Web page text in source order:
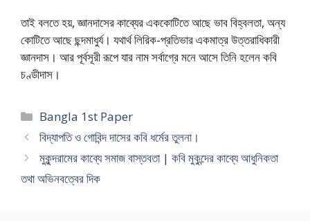
তাই বলতে হয়, জ্ঞানদাসের কাব্যের এককোটিতে আছে ভাব বিহ্বলতা, অন্য
কোটিতে আছে ছন্দমাধুর্য। যথার্থ লিরিক-প্রতিভার একমাত্র উত্তরাধিকারী
জ্ঞানদাস। আর পূর্বসূরী রূপে যার নাম সর্বাগ্রে মনে আসে তিনি হলেন কবি
চণ্ডীদাস।
Categories
Bangla 1st Paper
বিদ্যাপতি ও গোবিন্দ দাসের কবি ধর্মের তুলনা।
মুকুন্দরামের কাব্যে সমাজ বাস্তবতা | কবি মুকুন্দের কাব্যে আধুনিকতা
তথা অভিনবত্বের দিক